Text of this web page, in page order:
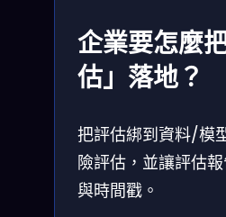
企業要怎麼
估」落地？
把評估綁到資料/模
險評估，並讓評估
與時間戳。